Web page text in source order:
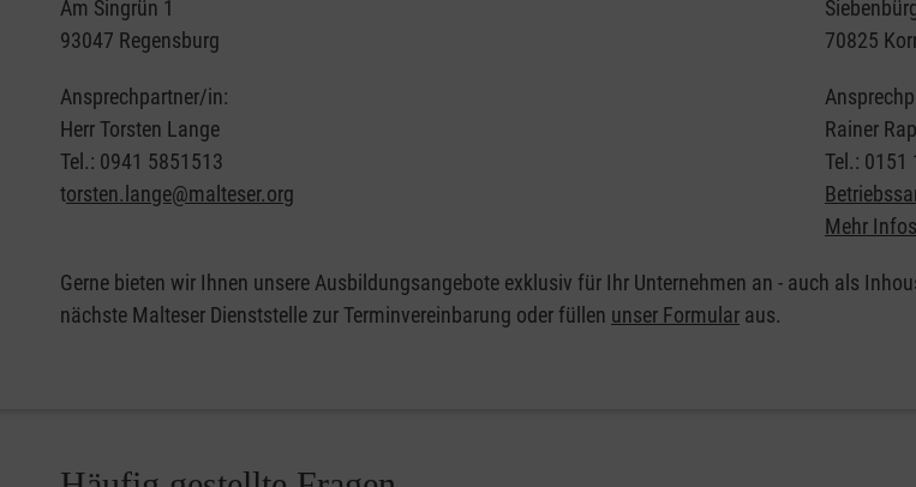
Am Singrün 1
93047 Regensburg
Ansprechpartner/in:
Herr Torsten Lange
Tel.: 0941 5851513
torsten.lange@malteser.org
70825
Rainer
Tel.: 0151
Mehr Infos
Gerne bieten wir Ihnen unsere Ausbildungsangebote exklusiv für Ihr Unternehmen an - auch als
nächste Malteser Dienststelle zur Terminvereinbarung oder füllen unser Formular aus.